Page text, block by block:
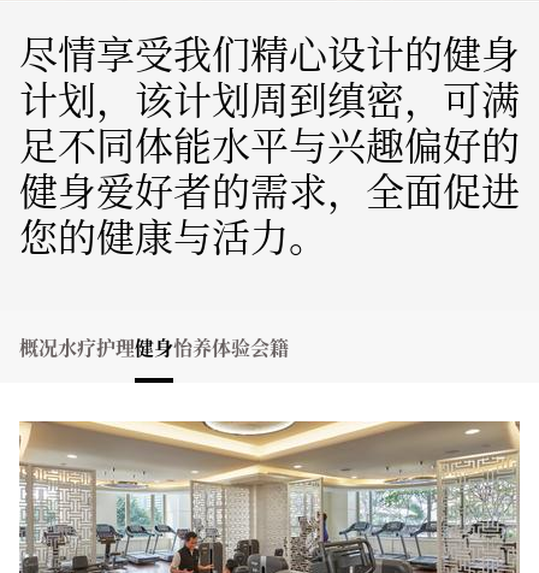
尽情享受我们精心设计的健身
计划，该计划周到缜密，可满
足不同体能水平与兴趣偏好的
健身爱好者的需求，全面促进
您的健康与活力。
概况水疗护理健身怡养体验会籍